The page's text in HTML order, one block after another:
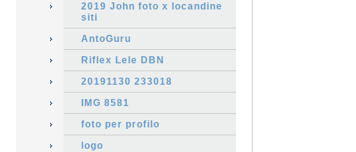
2019 John foto x locandine
siti
AntoGuru
Riflex Lele DBN
20191130 233018
IMG 8581
foto per profilo
logo